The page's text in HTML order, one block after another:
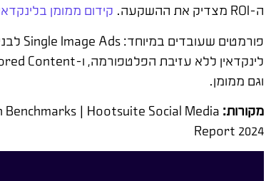
ה-ROI מצדיק את ההשקעה.
קידום ממומן
לינקדאין ללא עזיבת הפלטפורמה, ו-Sponsored Content שמגביר את הפוסטים הטובים ביותר שלך.
וגם ממומן.
מקורות: | Hootsuite Social Media
Report 2024